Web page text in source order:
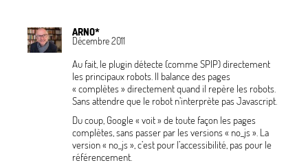
ARNO*
Décembre 2011
Au fait, le plugin détecte (comme SPIP) directement
les principaux robots. Il balance des pages
« complètes » directement quand il repère les robots.
Sans attendre que le robot n’interprète pas Javascript.
Du coup, Google « voit» de toute façon les pages
complètes, sans passer par les versions « no_js ». La
version « no_js », c’est pour l’accessibilité, pas pour le
référencement.